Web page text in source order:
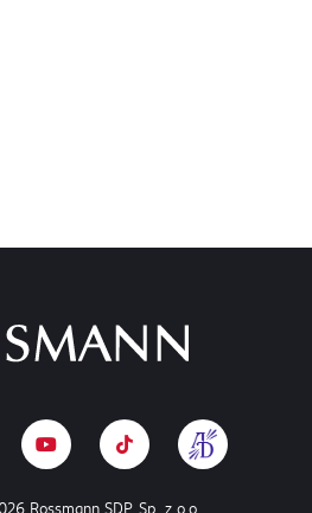
Rossmann SDP. Sp. z o.o.